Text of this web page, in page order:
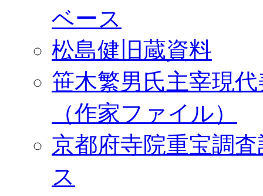
ベース
松島健旧蔵資料
笹木繁男氏主宰現
（作家ファイル）
京都府寺院重宝調
ス